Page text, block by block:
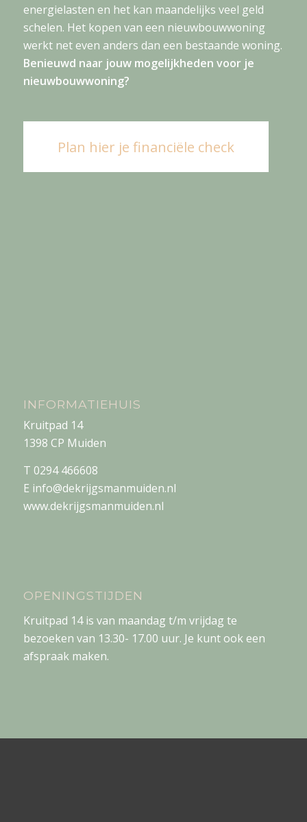
energielasten en het kan maandelijks veel geld
schelen. Het kopen van een nieuwbouwwoning
werkt net even anders dan een bestaande woning.
Benieuwd naar jouw mogelijkheden voor je
nieuwbouwwoning?
Plan hier je financiële check
INFORMATIEHUIS
Kruitpad 14
1398 CP Muiden
T 0294 466608
E info@dekrijgsmanmuiden.nl
www.dekrijgsmanmuiden.nl
OPENINGSTIJDEN
Kruitpad 14 is van maandag t/m vrijdag te
bezoeken van 13.30- 17.00 uur. Je kunt ook een
afspraak maken.